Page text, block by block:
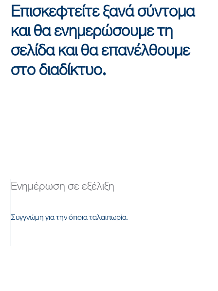
Επισκεφτείτε ξανά σύντομα
και θα ενημερώσουμε τη
σελίδα και θα επανέλθουμε
στο διαδίκτυο.
ΕΠΑΦΗ
Ενημέρωση σε εξέλιξη
Συγγνώμη για την όποια ταλαιπωρία.